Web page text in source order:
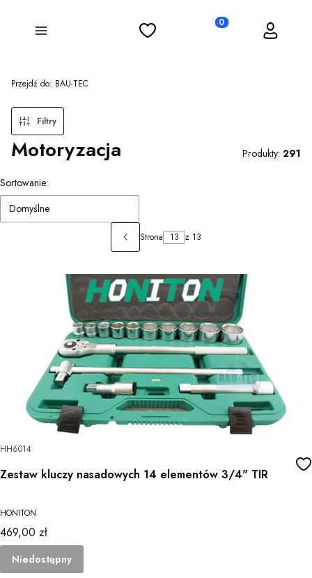
Menu Ulubione Produkty w koszyku:
Koszyk Zaloguj się
Przejdź do: BAU-TEC
Filtry
Motoryzacja Produkty: 291
Lista produktów
Sortowanie:
Domyślne
Poprzednie produkty
Strona z 13
HH6014
Zestaw kluczy nasadowych 14 elementów 3/4" TIR
HONITON
Cena
469,00 zł
Niedostępny